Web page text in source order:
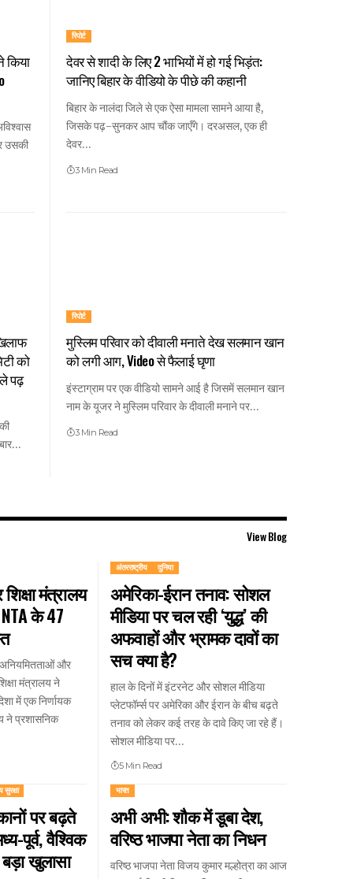
किया
उसकी
रिपोर्ट
देवर से शादी के लिए 2 भाभियों में हो गई भिड़ंत:
जानिए बिहार के वीडियो के पीछे की कहानी
बिहार के नालंदा जिले से एक ऐसा मामला सामने आया है,
जिसके पढ़-सुनकर आप चौंक जाएँगे। दरअसल, एक ही
देवर…
3 Min Read
को
पढ़
रिपोर्ट
मुस्लिम परिवार को दीवाली मनाते देख सलमान खान
को लगी आग, Video से फैलाई घृणा
इंस्टाग्राम पर एक वीडियो सामने आई है जिसमें सलमान खान
नाम के यूजर ने मुस्लिम परिवार के दीवाली मनाने पर…
3 Min Read
View Blog
मंत्रालय
के 47
अनियमितताओं और
मंत्रालय ने
में एक निर्णायक
ने प्रशासनिक
अंतरराष्ट्रीय दुनिया
अमेरिका-ईरान तनाव: सोशल
मीडिया पर चल रही ‘युद्ध’ की
अफवाहों और भ्रामक दावों का
सच क्या है?
हाल के दिनों में इंटरनेट और सोशल मीडिया
प्लेटफॉर्म्स पर अमेरिका और ईरान के बीच बढ़ते
तनाव को लेकर कई तरह के दावे किए जा रहे हैं।
सोशल मीडिया पर…
5 Min Read
सुरक्षा
पर बढ़ते
पूर्व, वैश्विक
खुलासा
भारत
अभी अभी: शौक में डूबा देश,
वरिष्ठ भाजपा नेता का निधन
वरिष्ठ भाजपा नेता विजय कुमार मल्होत्रा ​​का आज